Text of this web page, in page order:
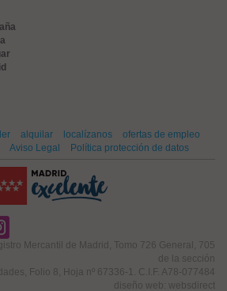
alquilar localízanos
ofertas de empleo
Aviso Legal Política protección de datos
Mercantil de Madrid, Tomo 726 General, 705
de la sección
Folio 8, Hoja nº 67336-1. C.I.F. A78-077484
diseño web: websdirect